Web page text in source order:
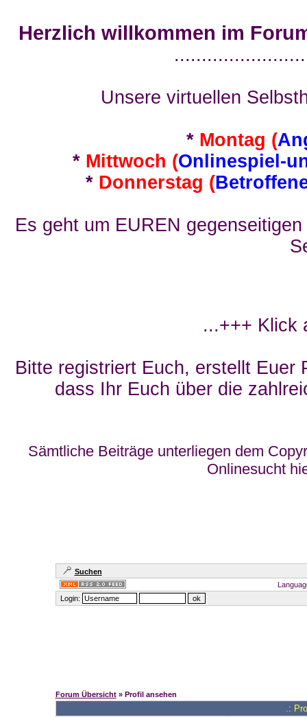
Herzlich willkommen im
Unsere virtuellen
* Montag (
* Mittwoch (Onlinespiel-
* Donnerstag (
Es geht um EUREN
...+++ Klick
Bitte registriert Euch, erstellt Euer
dass Ihr Euch über die
Sämtliche Beiträge unterliegen dem
Onlinesucht
Suchen
Login:
Forum Übersicht» Profil ansehen
.: